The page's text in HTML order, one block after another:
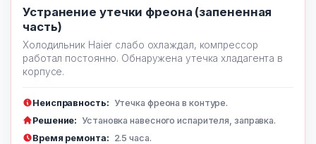
Устранение утечки фреона (запененная
часть)
Холодильник Haier слабо охлаждал, компрессор
работал постоянно. Обнаружена утечка хладагента в
корпусе.
Неисправность: Утечка фреона в контуре.
Решение: Установка навесного испарителя, заправка.
Время ремонта: 2.5 часа.